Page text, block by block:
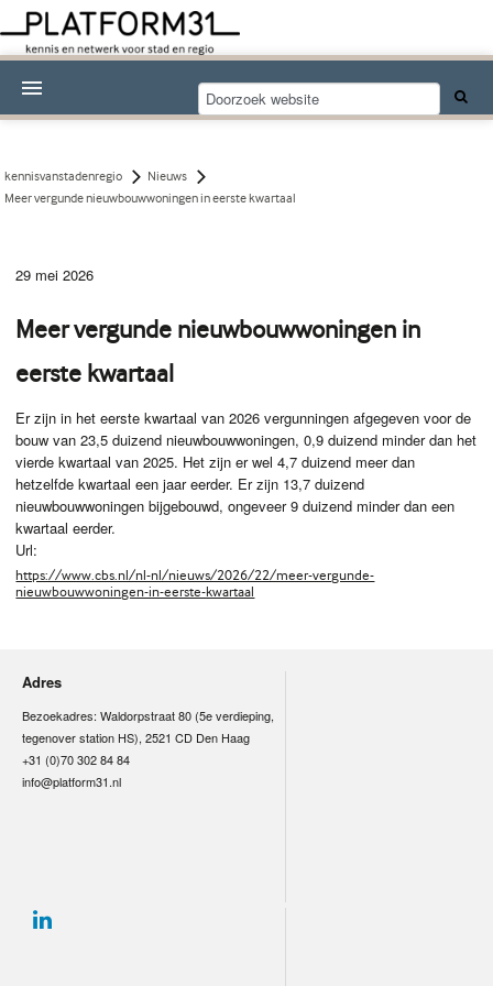
Kennisdossiers
Abonneren
kennisvanstadenregio
Nieuws
Meer vergunde nieuwbouwwoningen in eerste kwartaal
29 mei 2026
Meer vergunde nieuwbouwwoningen in
eerste kwartaal
Er zijn in het eerste kwartaal van 2026 vergunningen afgegeven voor de
bouw van 23,5 duizend nieuwbouwwoningen, 0,9 duizend minder dan het
vierde kwartaal van 2025. Het zijn er wel 4,7 duizend meer dan
hetzelfde kwartaal een jaar eerder. Er zijn 13,7 duizend
nieuwbouwwoningen bijgebouwd, ongeveer 9 duizend minder dan een
kwartaal eerder.
Url:
https://www.cbs.nl/nl-nl/nieuws/2026/22/meer-vergunde-
nieuwbouwwoningen-in-eerste-kwartaal
Adres
Bezoekadres: Waldorpstraat 80 (5e verdieping,
tegenover station HS), 2521 CD Den Haag
+31 (0)70 302 84 84
info@platform31.nl